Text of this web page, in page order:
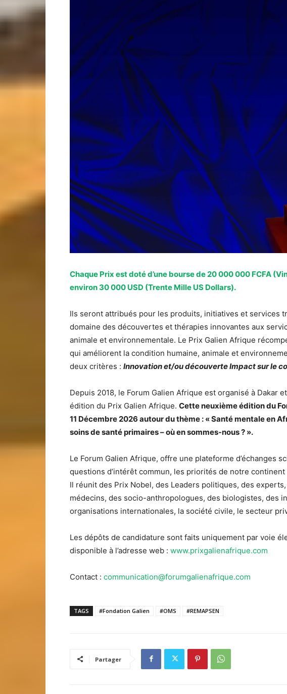
Chaque Prix est doté d’une bourse de 20 000 000 FCFA
environ 30 000 USD (Trente Mille US Dollars).
Ils seront attribués pour les produits, initiatives et services
domaine des découvertes et thérapies innovantes aux
animale et environnementale. Le Prix Galien Afrique
qui améliorent la condition humaine, animale et
deux critères : Innovation et/ou découverte Impact sur le
Depuis 2018, le Forum Galien Afrique est organisé à Dakar
édition du Prix Galien Afrique. Cette neuxième édition du
11 Décembre 2026 autour du thème : « Santé mentale en
soins de santé primaires – où en sommes-nous ? ».
Le Forum Galien Afrique, offre une plateforme d’échanges
questions d’intérêt commun, les priorités de notre
Il réunit des Prix Nobel, des Leaders politiques, des
médecins, des socio-anthropologues, des biologistes, des
organisations internationales, la société civile, le secteur
Les dépôts de candidature sont faits uniquement par voie
disponible à l’adresse web : www.prixgalienafrique.com
Contact : communication@forumgalienafrique.com
TAGS #Fondation Galien #OMS #REMAPSEN
Partager